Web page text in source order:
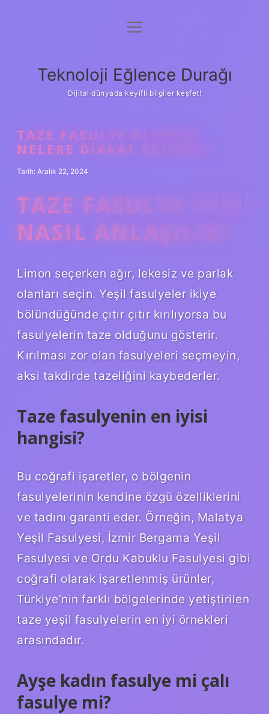
Anasayfa
Yasal Uyarı
menüyü
Teknoloji Eğlence Durağı
Dijital dünyada keyifli bilgiler keşfet!
TAZE FASULYE ALIRKEN
NELERE DIKKAT EDILMELI
Tarih: Aralık 22, 2024
TAZE FASULYE IYISI
NASIL ANLAŞILIR?
Limon seçerken ağır, lekesiz ve parlak
olanları seçin. Yeşil fasulyeler ikiye
bölündüğünde çıtır çıtır kırılıyorsa bu
fasulyelerin taze olduğunu gösterir.
Kırılması zor olan fasulyeleri seçmeyin,
aksi takdirde tazeliğini kaybederler.
Taze fasulyenin en iyisi
hangisi?
Bu coğrafi işaretler, o bölgenin
fasulyelerinin kendine özgü özelliklerini
ve tadını garanti eder. Örneğin, Malatya
Yeşil Fasulyesi, İzmir Bergama Yeşil
Fasulyesi ve Ordu Kabuklu Fasulyesi gibi
coğrafi olarak işaretlenmiş ürünler,
Türkiye’nin farklı bölgelerinde yetiştirilen
taze yeşil fasulyelerin en iyi örnekleri
arasındadır.
Ayşe kadın fasulye mi çalı
fasulye mi?